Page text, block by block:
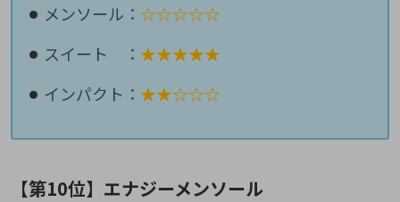
メンソール： ☆☆☆☆☆
スイート ： ★★★★★
インパクト： ★★☆☆☆
【第10位】エナジーメンソール